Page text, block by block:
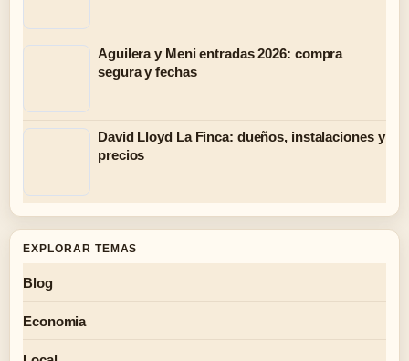
Aguilera y Meni entradas 2026: compra
segura y fechas
David Lloyd La Finca: dueños, instalaciones y
precios
EXPLORAR TEMAS
Blog
Economia